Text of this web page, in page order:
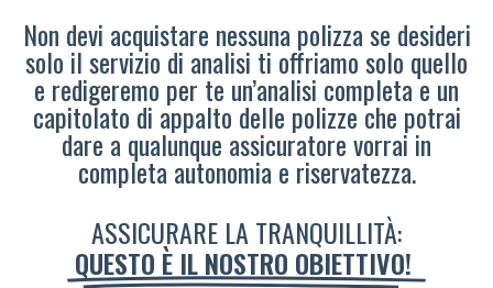
Non devi acquistare nessuna polizza se desideri
solo il servizio di analisi ti offriamo solo quello
e redigeremo per te un’analisi completa e un
capitolato di appalto delle polizze che potrai
dare a qualunque assicuratore vorrai in
completa autonomia e riservatezza.
ASSICURARE LA TRANQUILLITÀ:
QUESTO È IL NOSTRO OBIETTIVO!